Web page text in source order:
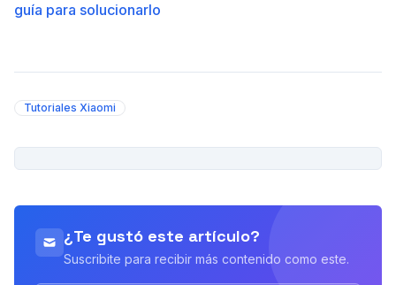
guía para solucionarlo
Tutoriales Xiaomi
¿Te gustó este artículo?
Suscribite para recibir más contenido como este.